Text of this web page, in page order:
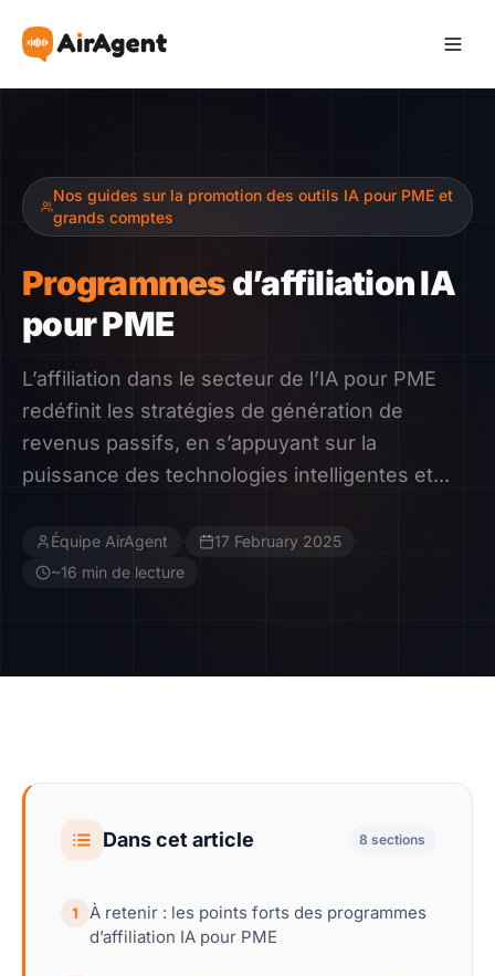
Recommander
Gagner
Ressources
Témoignages
Guide
Contact
Nos guides sur la promotion des outils IA pour PME et
grands comptes
Programmesd’affiliation IA
pour PME
L’affiliation dans le secteur de l’IA pour PME
redéfinit les stratégies de génération de
revenus passifs, en s’appuyant sur la
puissance des technologies intelligentes et...
Équipe AirAgent · 17 February 2025
·
~16 min de lecture
Dans cet article 8 sections
1
À retenir : les points forts des programmes
d’affiliation IA pour PME